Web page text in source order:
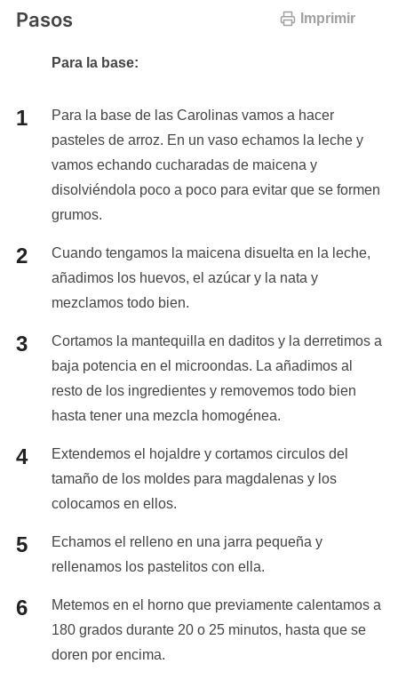
Imprimir
Pasos
Para la base:
Para la base de las Carolinas vamos a hacer
pasteles de arroz. En un vaso echamos la leche y
vamos echando cucharadas de maicena y
disolviéndola poco a poco para evitar que se formen
grumos.
Cuando tengamos la maicena disuelta en la leche,
añadimos los huevos, el azúcar y la nata y
mezclamos todo bien.
Cortamos la mantequilla en daditos y la derretimos a
baja potencia en el microondas. La añadimos al
resto de los ingredientes y removemos todo bien
hasta tener una mezcla homogénea.
Extendemos el hojaldre y cortamos circulos del
tamaño de los moldes para magdalenas y los
colocamos en ellos.
Echamos el relleno en una jarra pequeña y
rellenamos los pastelitos con ella.
Metemos en el horno que previamente calentamos a
180 grados durante 20 o 25 minutos, hasta que se
doren por encima.